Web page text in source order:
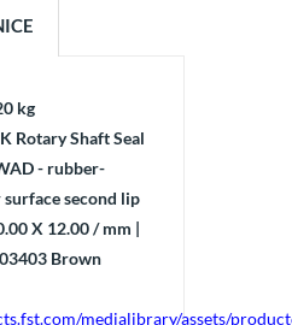
kg
Rotary Shaft Seal
- rubber-
surface second lip
X 12.00 / mm |
Brown
medialibrary/assets/